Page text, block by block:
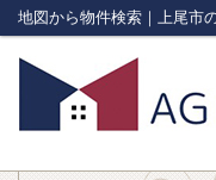
地図から物件検索｜上尾市